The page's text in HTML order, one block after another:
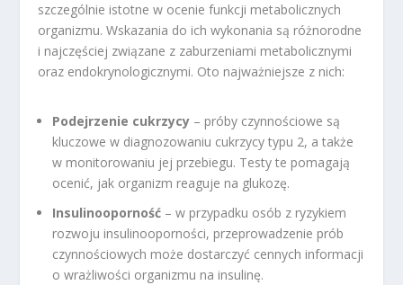
szczególnie istotne w ocenie funkcji metabolicznych
organizmu. Wskazania do ich wykonania są różnorodne
i najczęściej związane z zaburzeniami metabolicznymi
oraz endokrynologicznymi. Oto najważniejsze z nich:
Podejrzenie cukrzycy – próby czynnościowe są
kluczowe w diagnozowaniu cukrzycy typu 2, a także
w monitorowaniu jej przebiegu. Testy te pomagają
ocenić, jak organizm reaguje na glukozę.
Insulinooporność – w przypadku osób z ryzykiem
rozwoju insulinooporności, przeprowadzenie prób
czynnościowych może dostarczyć cennych informacji
o wrażliwości organizmu na insulinę.